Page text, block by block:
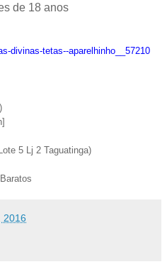
de 18 anos
divinas-tetas--aparelhinho__57210
5 Lj 2 Taguatinga)
2016